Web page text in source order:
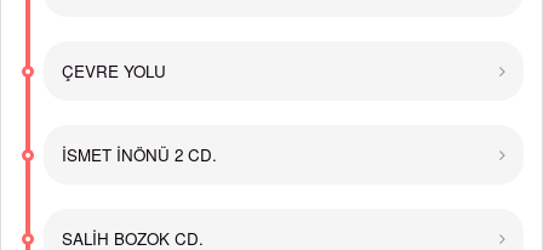
ÇEVRE YOLU
İSMET İNÖNÜ 2 CD.
SALİH BOZOK CD.